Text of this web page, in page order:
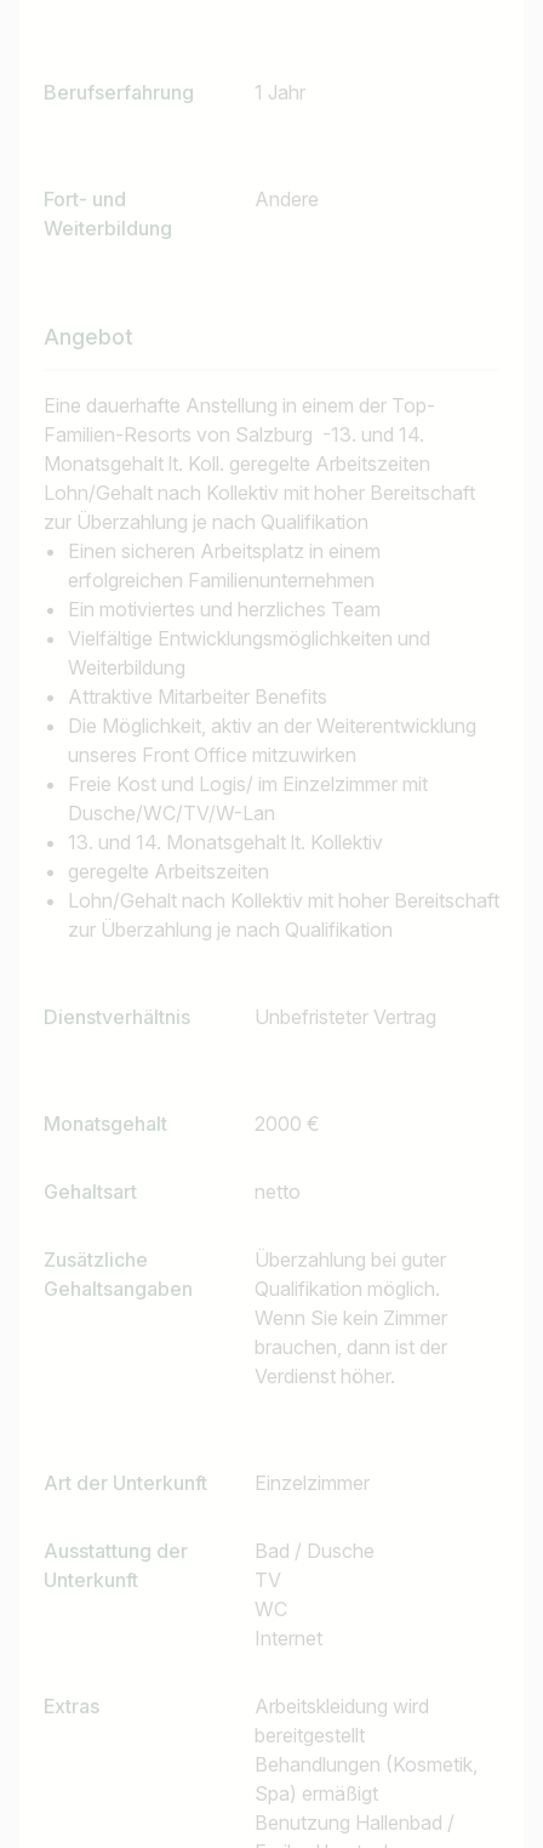
Berufserfahrung 1 Jahr
Fort- und
Weiterbildung
Andere
Angebot
Eine dauerhafte Anstellung in einem der Top-
Familien-Resorts von Salzburg -13. und 14.
Monatsgehalt lt. Koll. geregelte Arbeitszeiten
Lohn/Gehalt nach Kollektiv mit hoher Bereitschaft
zur Überzahlung je nach Qualifikation
Einen sicheren Arbeitsplatz in einem
erfolgreichen Familienunternehmen
Ein motiviertes und herzliches Team
Vielfältige Entwicklungsmöglichkeiten und
Weiterbildung
Attraktive Mitarbeiter Benefits
Die Möglichkeit, aktiv an der Weiterentwicklung
unseres Front Office mitzuwirken
Freie Kost und Logis/ im Einzelzimmer mit
Dusche/WC/TV/W-Lan
13. und 14. Monatsgehalt lt. Kollektiv
geregelte Arbeitszeiten
Lohn/Gehalt nach Kollektiv mit hoher Bereitschaft
zur Überzahlung je nach Qualifikation
Dienstverhältnis Unbefristeter Vertrag
Monatsgehalt 2000 €
Gehaltsart netto
Zusätzliche
Gehaltsangaben
Überzahlung bei guter
Qualifikation möglich.
Wenn Sie kein Zimmer
brauchen, dann ist der
Verdienst höher.
Art der Unterkunft Einzelzimmer
Ausstattung der
Unterkunft
Bad / Dusche
TV
WC
Internet
Extras
Arbeitskleidung wird
bereitgestellt
Behandlungen (Kosmetik,
Spa) ermäßigt
Benutzung Hallenbad /
Land / Bundesland